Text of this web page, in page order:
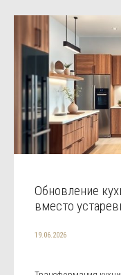
Обновление
вместо
19.06.2026